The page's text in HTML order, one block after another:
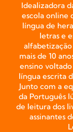
Idealizadora
escola online
língua de
letras e
mais de 10
ensino
língua escrita
Junto com a
da Português
de leitura dos
assinantes